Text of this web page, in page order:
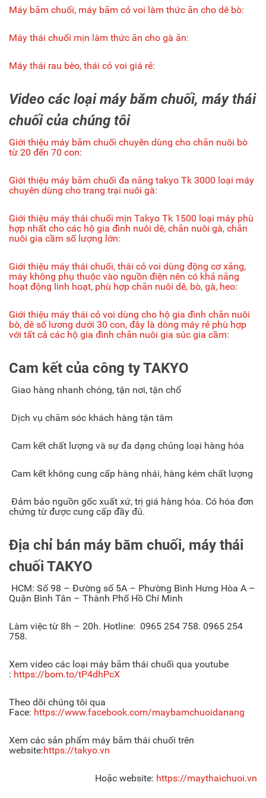
Máy băm chuối, máy băm cỏ voi làm thức ăn cho dê bò:
Máy thái chuối mịn làm thức ăn cho gà ăn:
Máy thái rau bèo, thái cỏ voi giá rẻ:
Video các loại máy băm chuối, máy thái
chuối của chúng tôi
Giới thiệu máy băm chuối chuyên dùng cho chăn nuôi bò
từ 20 đến 70 con:
Giới thiệu máy băm chuối đa năng takyo Tk 3000 loại máy
chuyên dùng cho trang trại nuôi gà:
Giới thiệu máy thái chuối mịn Takyo Tk 1500 loại máy phù
hợp nhất cho các hộ gia đình nuôi dê, chăn nuôi gà, chăn
nuôi gia cầm số lượng lớn:
Giới thiệu máy thái chuối, thái cỏ voi dùng động cơ xăng,
máy không phụ thuộc vào nguồn điện nên có khả năng
hoạt động linh hoạt, phù hợp chăn nuôi dê, bò, gà, heo:
Giới thiệu máy thái cỏ voi dùng cho hộ gia đình chăn nuôi
bò, dê số lương dưới 30 con, đây là dòng máy rẻ phù hợp
với tất cả các hộ gia đình chăn nuôi gia súc gia cầm:
Cam kết của công ty TAKYO
Giao hàng nhanh chóng, tận nơi, tận chổ
Dịch vụ chăm sóc khách hàng tận tâm
Cam kết chất lượng và sự đa dạng chủng loại hàng hóa
Cam kết không cung cấp hàng nhái, hàng kém chất lượng
Đảm bảo nguồn gốc xuất xứ, trị giá hàng hóa. Có hóa đơn
chứng từ được cung cấp đầy đủ.
Địa chỉ bán máy băm chuối, máy thái
chuối TAKYO
HCM: Số 98 – Đường số 5A – Phường Bình Hưng Hòa A –
Quận Bình Tân – Thành Phố Hồ Chí Minh
Làm việc từ 8h – 20h. Hotline: 0965 254 758. 0965 254
758.
Xem video các loại máy băm thái chuối qua youtube
: https://bom.to/tP4dhPcX
Theo dõi chúng tôi qua
Face: https://www.facebook.com/maybamchuoidanang
Xem các sản phẩm máy băm thái chuối trên
website:https://takyo.vn
Hoặc website: https://maythaichuoi.vn